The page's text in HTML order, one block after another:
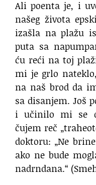
Ali poenta je, i
našeg života
izašla na plažu
puta sa
ću reći na toj
mi je grlo nateklo,
na naš brod da
sa disanjem. Još
i učinilo mi se
čujem reč
doktoru: „Ne
ako ne bude
nadrndana.“